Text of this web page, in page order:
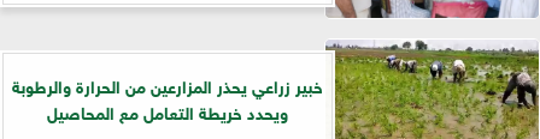
خبير زراعي يحذر المزارعين من الحرارة والرطوبة
ويحدد خريطة التعامل مع المحاصيل